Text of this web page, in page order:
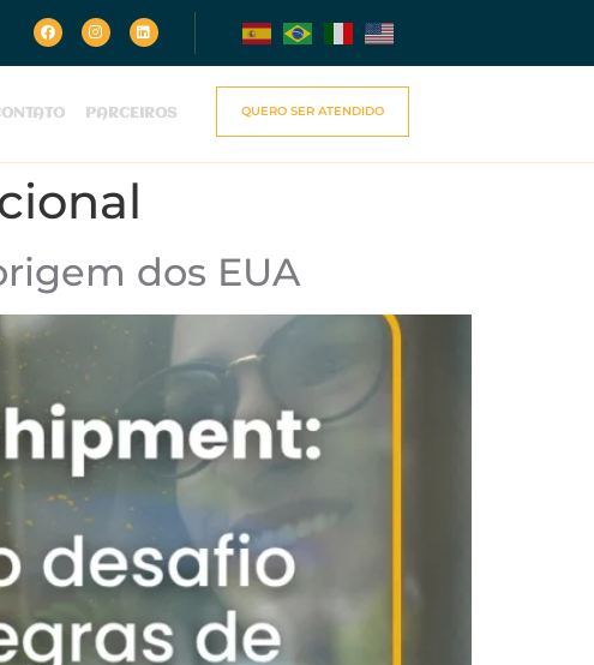
PARCEIROS QUERO SER ATENDIDO
dos EUA